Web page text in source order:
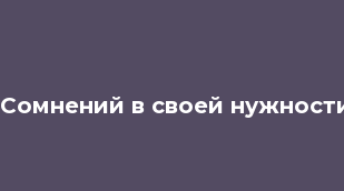
Сомнений в своей